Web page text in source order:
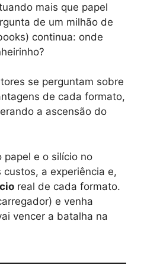
mais que papel
de um milhão de
continua: onde
se perguntam sobre
de cada formato,
a ascensão do
papel e o silício no
a experiência e,
real de cada formato.
e venha
vencer a batalha na